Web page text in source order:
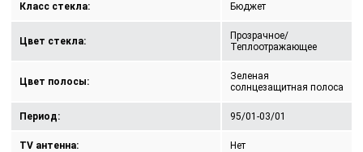
Класс стекла: Бюджет
Цвет стекла:
Прозрачное/
Теплоотражающее
Цвет полосы:
Зеленая
солнцезащитная полоса
Период: 95/01-03/01
TV антенна: Нет